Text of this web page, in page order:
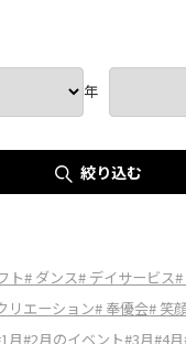
年
絞り込む
ト# ダンス# デイサービス
リエーション# 奉優会# 笑
月#2月のイベント#3月#4月